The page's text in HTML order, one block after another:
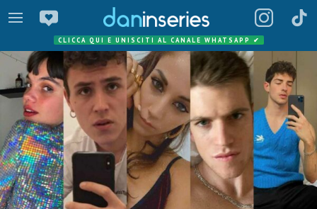
CLICCA QUI E UNISCITI AL CANALE WHATSAPP ✔